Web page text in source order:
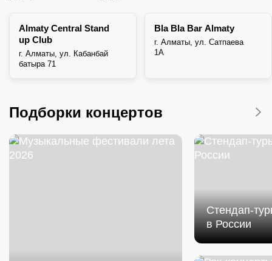
Almaty Central Stand
up Club
г. ​Алматы, ул. Кабанбай
батыра 71
Bla Bla Bar Almaty
г. Алматы, ул. Сатпаева
1А
Подборки концертов
Cтендап-
в России